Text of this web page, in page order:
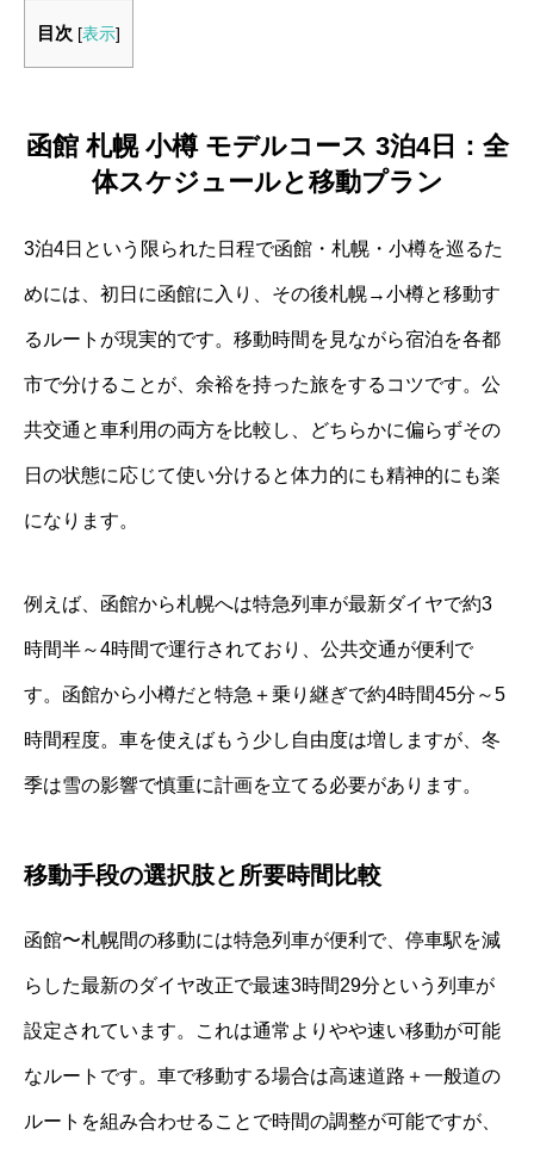
目次 [表示]
函館 札幌 小樽 モデルコース 3泊4日：全
体スケジュールと移動プラン
3泊4日という限られた日程で函館・札幌・小樽を巡るた
めには、初日に函館に入り、その後札幌→小樽と移動す
るルートが現実的です。移動時間を見ながら宿泊を各都
市で分けることが、余裕を持った旅をするコツです。公
共交通と車利用の両方を比較し、どちらかに偏らずその
日の状態に応じて使い分けると体力的にも精神的にも楽
になります。
例えば、函館から札幌へは特急列車が最新ダイヤで約3
時間半～4時間で運行されており、公共交通が便利で
す。函館から小樽だと特急＋乗り継ぎで約4時間45分～5
時間程度。車を使えばもう少し自由度は増しますが、冬
季は雪の影響で慎重に計画を立てる必要があります。
移動手段の選択肢と所要時間比較
函館〜札幌間の移動には特急列車が便利で、停車駅を減
らした最新のダイヤ改正で最速3時間29分という列車が
設定されています。これは通常よりやや速い移動が可能
なルートです。車で移動する場合は高速道路＋一般道の
ルートを組み合わせることで時間の調整が可能ですが、